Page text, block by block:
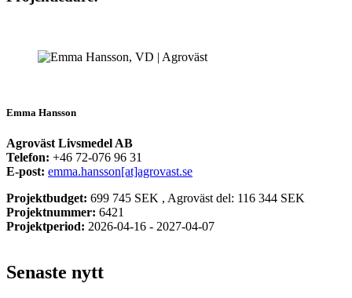
Emma Hansson
Agroväst Livsmedel AB
Telefon: +46 72-076 96 31
E-post: emma.hansson[at]agrovast.se
Projektbudget: 699 745 SEK , Agroväst del: 116 344 SEK
Projektnummer: 6421
Projektperiod: 2026-04-16 - 2027-04-07
Senaste nytt